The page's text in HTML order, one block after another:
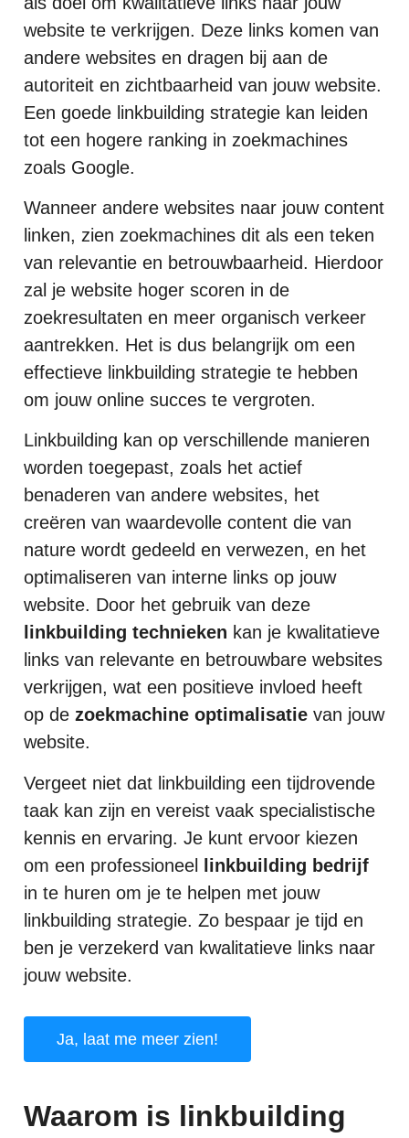
website te verkrijgen. Deze links komen van
andere websites en dragen bij aan de
autoriteit en zichtbaarheid van jouw website.
Een goede linkbuilding strategie kan leiden
tot een hogere ranking in zoekmachines
zoals Google.
Wanneer andere websites naar jouw content
linken, zien zoekmachines dit als een teken
van relevantie en betrouwbaarheid. Hierdoor
zal je website hoger scoren in de
zoekresultaten en meer organisch verkeer
aantrekken. Het is dus belangrijk om een
effectieve linkbuilding strategie te hebben
om jouw online succes te vergroten.
Linkbuilding kan op verschillende manieren
worden toegepast, zoals het actief
benaderen van andere websites, het
creëren van waardevolle content die van
nature wordt gedeeld en verwezen, en het
optimaliseren van interne links op jouw
website. Door het gebruik van deze
linkbuilding technieken kan je kwalitatieve
links van relevante en betrouwbare websites
verkrijgen, wat een positieve invloed heeft
op de zoekmachine optimalisatie van jouw
website.
Vergeet niet dat linkbuilding een tijdrovende
taak kan zijn en vereist vaak specialistische
kennis en ervaring. Je kunt ervoor kiezen
om een professioneel
linkbuilding bedrijf
in te huren om je te helpen met jouw
linkbuilding strategie. Zo bespaar je tijd en
ben je verzekerd van kwalitatieve links naar
jouw website.
Ja, laat me meer zien!
Waarom is linkbuilding